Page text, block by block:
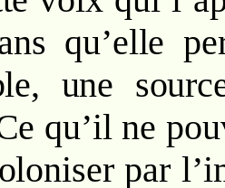
qu’elle
une
qu’il ne
par